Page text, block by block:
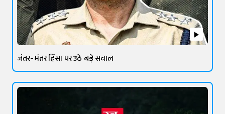
जंतर-मंतर हिंसा पर उठे बड़े सवाल